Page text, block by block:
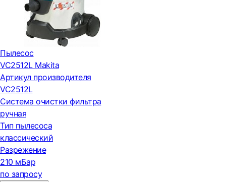
Пылесос
VC2512L Makita
Артикул производителя
VC2512L
Система очистки фильтра
ручная
Тип пылесоса
классический
Разрежение
210 мБар
по запросу